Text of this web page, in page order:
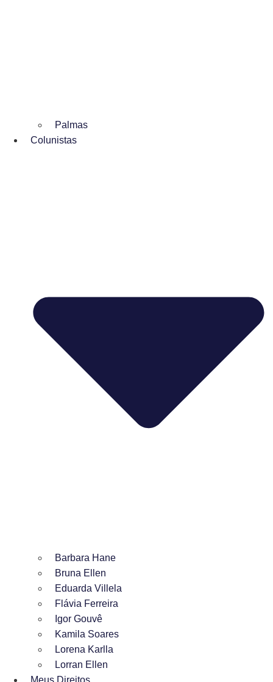
Palmas
Colunistas
Barbara Hane
Bruna Ellen
Eduarda Villela
Flávia Ferreira
Igor Gouvê
Kamila Soares
Lorena Karlla
Lorran Ellen